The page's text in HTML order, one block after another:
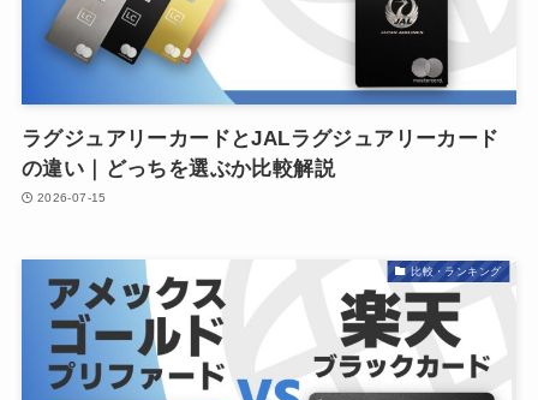
ラグジュアリーカードとJALラグジュアリーカード
の違い｜どっちを選ぶか比較解説
2026-07-15
比較・ランキング